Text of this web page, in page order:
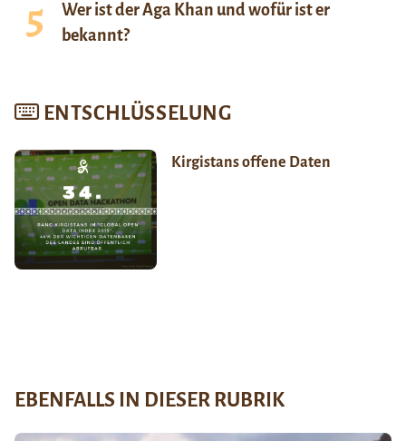
Wer ist der Aga Khan und wofür ist er
bekannt?
ENTSCHLÜSSELUNG
Kirgistans offene Daten
EBENFALLS IN DIESER RUBRIK